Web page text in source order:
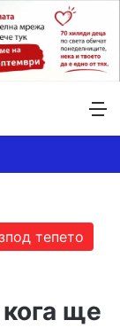
тепето
ще